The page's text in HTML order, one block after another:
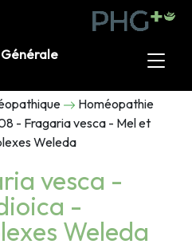
Homéopathie
- Fragaria vesca - Mel et
Weleda
vesca -
-
Weleda